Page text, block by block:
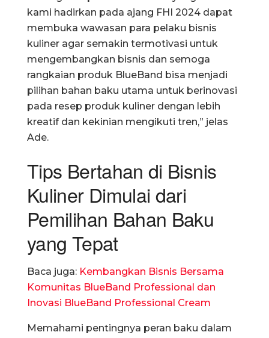
kami hadirkan pada ajang FHI 2024 dapat
membuka wawasan para pelaku bisnis
kuliner agar semakin termotivasi untuk
mengembangkan bisnis dan semoga
rangkaian produk BlueBand bisa menjadi
pilihan bahan baku utama untuk berinovasi
pada resep produk kuliner dengan lebih
kreatif dan kekinian mengikuti tren,” jelas
Ade.
Tips Bertahan di Bisnis
Kuliner Dimulai dari
Pemilihan Bahan Baku
yang Tepat
Baca juga: Kembangkan Bisnis Bersama
Komunitas BlueBand Professional dan
Inovasi BlueBand Professional Cream
Memahami pentingnya peran baku dalam